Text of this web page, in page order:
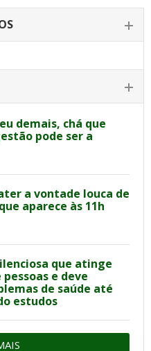
demais, chá que
pode ser a
a vontade louca de
aparece às 11h
que atinge
e deve
de saúde até
estudos